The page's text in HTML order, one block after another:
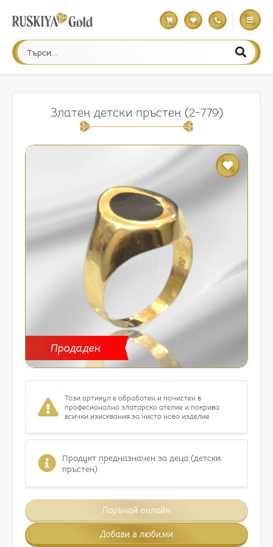
Златен детски пръстен (2-779)
Продаден
Този артикул е обработен и почистен в
професионално златарско ателие и покрива
всички изисквания за чисто ново изделие
Продукт предназначен за деца (детски
пръстен)
Поръчай онлайн
Добави в любими